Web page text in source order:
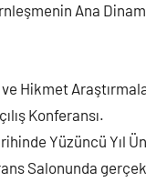
Ana
Hikmet
Konferansı.
Yüzüncü Yıl
Salonunda